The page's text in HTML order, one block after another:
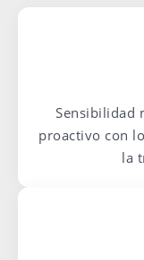
Sensibilidad
proactivo con
la